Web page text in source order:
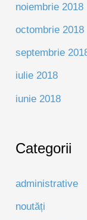
noiembrie 2018
octombrie 2018
septembrie
iulie 2018
iunie 2018
Categorii
administrative
noutăți